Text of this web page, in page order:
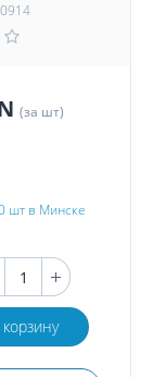
(за шт)
шт в Минске